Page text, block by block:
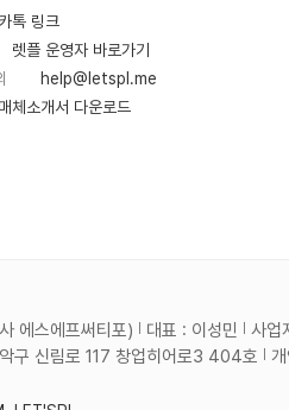
카톡 링크
렛플 운영자 바로가기
help@letspl.me
매체소개서 다운로드
에스에프써티포) 대표 : 이성민 사업
구 신림로 117 창업히어로3 404호